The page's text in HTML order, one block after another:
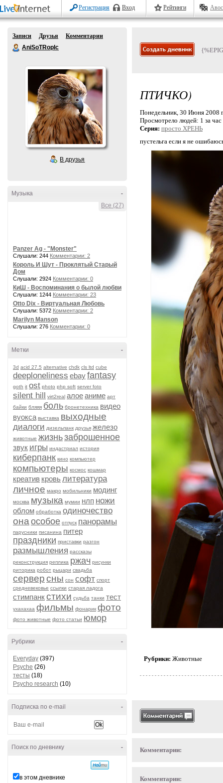
Регистрация Вход Рейтинги
Записи Друзья
Комментарии
AniSoTRopIc
В друзья
-
Музыка
Все (27)
Panzer Ag - "Monster"
Слушали: 244 Комментарии: 2
Король И Шут - Проклятый Старый
Дом
Слушали: 2924 Комментарии: 0
КиШ - Воспоминания о былой любви
Слушали: 1244 Комментарии: 23
Otto Dix - Виртуальная Любовь
Слушали: 5372 Комментарии: 2
Marilyn Manson
Слушали: 276 Комментарии: 0
-
Метки
3d acid 27.5 alternative chdk cls ltd cube
deeploneliness ebayfantasy
goth it ost photo php soft server foto
silent hill virt2real алоеаниме арт
байки бляяя боль бронетехника видео
вуокса выставка выходные
диалоги дизельпанк друзья железо
животные жизньзаброшенное
звук игры индастриал история
киберпанк кино компьютер
компьютеры космос кошмар
креатив кровьлитература
личное макро мобильники модинг
москва музыка мумии нлп ножи
облом обработка одиночество
она особое отпуск панорамы
парусники писанина питер
праздники приставки разгон
размышления рассказы
реконструкция реплика ржач рисунки
риторика робот рыцари свадьба
серверсны сон софт спорт
средневековье ссылки старая ладога
стимпанкстихи судьба танки тест
ухахахаа фильмы фонарик фото
фото животные фото статьи юмор
-
Рубрики
Everyday (397)
Psyche (26)
тесты (18)
Psycho research (10)
-
Подписка по e-mail
-
Поиск по дневнику
в этом дневнике
ПТИЧКО)
Понедельник, 30 Июня 2008
Просмотрело людей: 1 за
Серия: просто ХРЕНЬ
пустельга если я не
Рубрики: Животные
Комментарии:
Комментарии: